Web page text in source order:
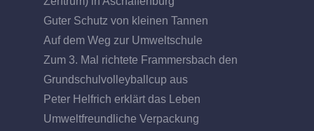
Guter Schutz von kleinen Tannen
Auf dem Weg zur Umweltschule
Zum 3. Mal richtete Frammersbach den
Grundschulvolleyballcup aus
Peter Helfrich erklärt das Leben
Umweltfreundliche Verpackung